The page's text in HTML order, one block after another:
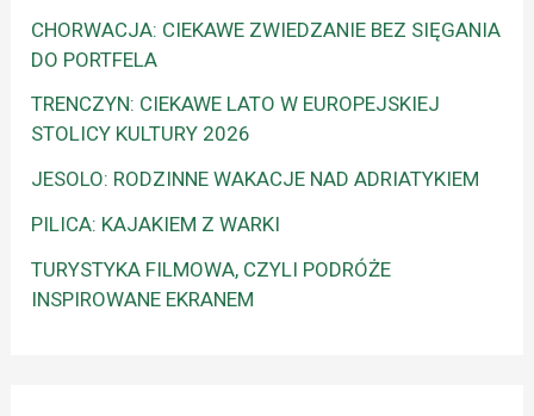
CHORWACJA: CIEKAWE ZWIEDZANIE BEZ SIĘGANIA
DO PORTFELA
TRENCZYN: CIEKAWE LATO W EUROPEJSKIEJ
STOLICY KULTURY 2026
JESOLO: RODZINNE WAKACJE NAD ADRIATYKIEM
PILICA: KAJAKIEM Z WARKI
TURYSTYKA FILMOWA, CZYLI PODRÓŻE
INSPIROWANE EKRANEM